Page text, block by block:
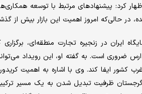
کرد: پیشنهادهای مرتبط با توسعه
در حالی‌که امروز اهمیت این بازار بیش از
ایران در زنجیره تجارت منطقه‌ای،
ارس ضروری است. به گفته او، این رویداد
کشور ایفا کند. وی با اشاره به اهمیت
گرجستان ظرفیت تبدیل شدن به یک مسیر